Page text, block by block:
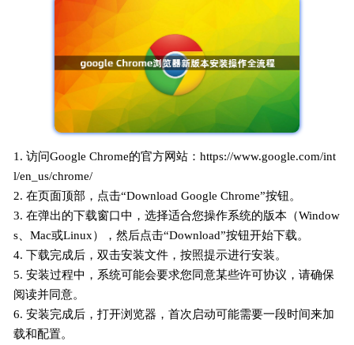
1. 访问Google Chrome的官方网站：https://www.google.com/int
l/en_us/chrome/
2. 在页面顶部，点击“Download Google Chrome”按钮。
3. 在弹出的下载窗口中，选择适合您操作系统的版本（Window
s、Mac或Linux），然后点击“Download”按钮开始下载。
4. 下载完成后，双击安装文件，按照提示进行安装。
5. 安装过程中，系统可能会要求您同意某些许可协议，请确保
阅读并同意。
6. 安装完成后，打开浏览器，首次启动可能需要一段时间来加
载和配置。